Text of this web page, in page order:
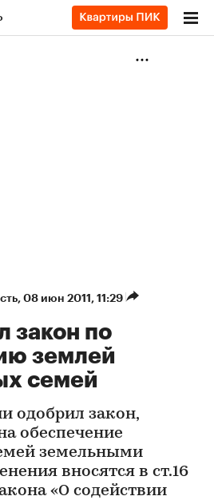
⁠, 08 июн 2011, 11:29
закон по
землей
семей
одобрил закон,
обеспечение
земельными
вносятся в ст.16
«О содействии